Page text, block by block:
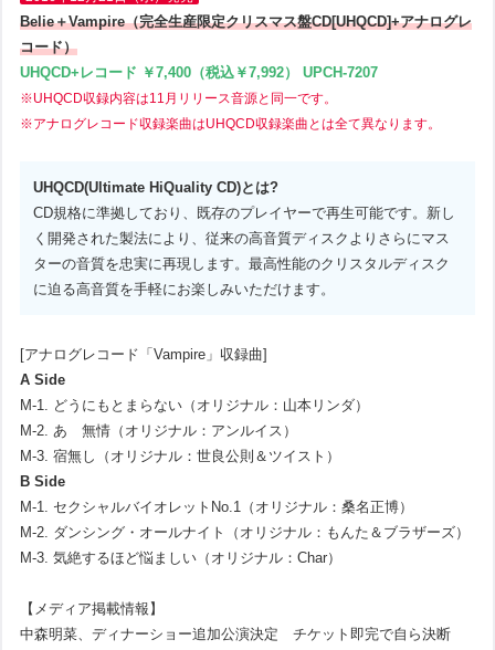
Belie＋Vampire（完全生産限定クリスマス盤CD[UHQCD]+アナログレ
コード）
UHQCD+レコード ￥7,400（税込￥7,992） UPCH-7207
※UHQCD収録内容は11月リリース音源と同一です。
※アナログレコード収録楽曲はUHQCD収録楽曲とは全て異なります。
UHQCD(Ultimate HiQuality CD)とは?
CD規格に準拠しており、既存のプレイヤーで再生可能です。新し
く開発された製法により、従来の高音質ディスクよりさらにマス
ターの音質を忠実に再現します。最高性能のクリスタルディスク
に迫る高音質を手軽にお楽しみいただけます。
[アナログレコード「Vampire」収録曲]
A Side
M-1. どうにもとまらない（オリジナル：山本リンダ）
M-2. あゝ無情（オリジナル：アンルイス）
M-3. 宿無し（オリジナル：世良公則＆ツイスト）
B Side
M-1. セクシャルバイオレットNo.1（オリジナル：桑名正博）
M-2. ダンシング・オールナイト（オリジナル：もんた＆ブラザーズ）
M-3. 気絶するほど悩ましい（オリジナル：Char）
【メディア掲載情報】
中森明菜、ディナーショー追加公演決定 チケット即完で自ら決断